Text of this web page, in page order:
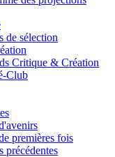
de sélection
Critique & Création
Club
premières fois
précédentes